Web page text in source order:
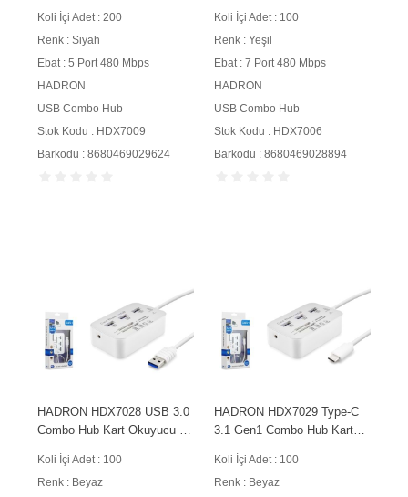
Koli İçi Adet : 200
Renk : Siyah
Ebat : 5 Port 480 Mbps
HADRON
USB Combo Hub
Stok Kodu : HDX7009
Barkodu : 8680469029624
Koli İçi Adet : 100
Renk : Yeşil
Ebat : 7 Port 480 Mbps
HADRON
USB Combo Hub
Stok Kodu : HDX7006
Barkodu : 8680469028894
HADRON HDX7028 USB 3.0
Combo Hub Kart Okuyucu 7
Koli İçi Adet : 100
Renk : Beyaz
HADRON HDX7029 Type-C
3.1 Gen1 Combo Hub Kart
Beyaz
Koli İçi Adet : 100
Renk : Beyaz